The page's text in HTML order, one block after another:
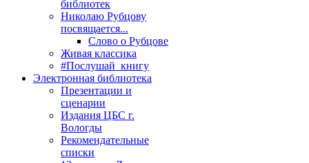
библиотек
Николаю Рубцову
посвящается...
Слово о Рубцове
Живая классика
#Послушай_книгу
Электронная библиотека
Презентации и
сценарии
Издания ЦБС г.
Вологды
Рекомендательные
списки